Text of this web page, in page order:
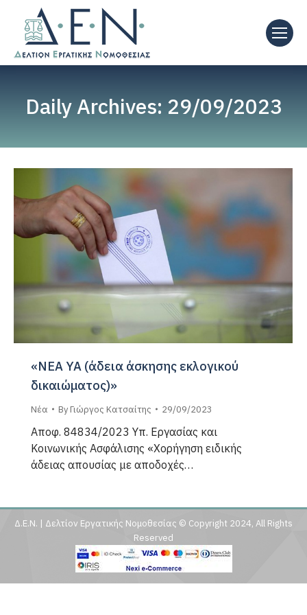
Daily Archives: 29/09/2023
«ΝΕΑ ΥΑ (άδεια άσκησης εκλογικού
δικαιώματος)»
Νέα By Γιώργος Κατσαίτης 29/09/2023
Αποφ. 84834/2023 Υπ. Εργασίας και
Κοινωνικής Ασφάλισης «Χορήγηση ειδικής
άδειας απουσίας με αποδοχές…
Δ.Ε.Ν. | Δελτίον Εργατικής Νομοθεσίας © Copyright 2024, All Rights
Reserved